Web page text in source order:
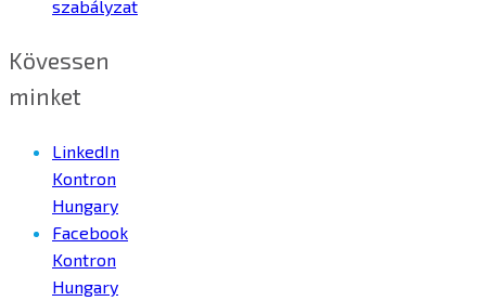
szabályzat
Kövessen
minket
LinkedIn
Kontron
Hungary
Facebook
Kontron
Hungary